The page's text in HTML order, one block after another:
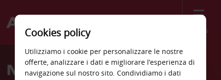
Menù
Welcome
AvisNoleggio auto Vienna
Cookies policy
Utilizziamo i cookie per personalizzare le nostre
offerte, analizzare i dati e migliorare l’esperienza di
navigazione sul nostro sito. Condividiamo i dati